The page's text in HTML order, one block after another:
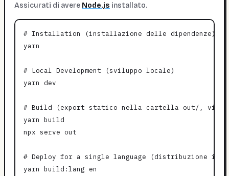
Assicurati di avere Node.js installato.
# Installation (installazione delle dipendenze)
yarn
# Local Development (sviluppo locale)
yarn dev
# Build (export statico nella cartella out/,
yarn build
npx serve out
# Deploy for a single language (distribuzione in
yarn build:lang en